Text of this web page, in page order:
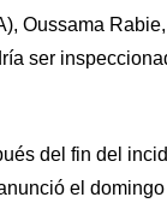
Oussama
ser
del fin del
el